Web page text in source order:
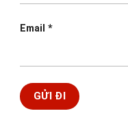
Email *